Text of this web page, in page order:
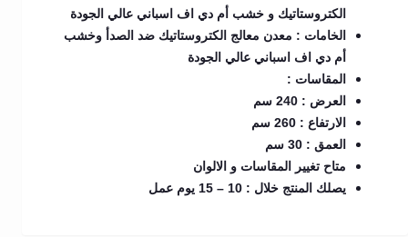
الكتروستاتيك و خشب أم دي اف اسباني عالي الجودة
الخامات : معدن معالج الكتروستاتيك ضد الصدأ وخشب
أم دي اف اسباني عالي الجودة
المقاسات :
العرض : 240 سم
الارتفاع : 260 سم
العمق : 30 سم
متاح تغيير المقاسات و الالوان
يصلك المنتج خلال : 10 – 15 يوم عمل